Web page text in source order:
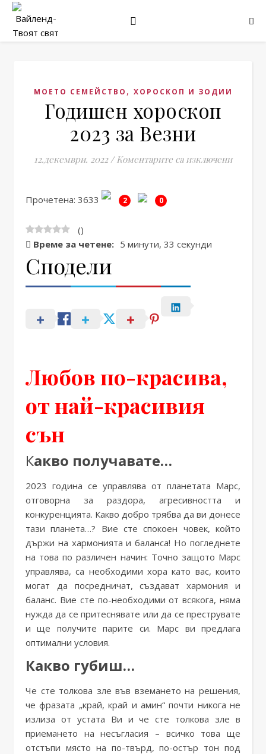
МОЕТО СЕМЕЙСТВО , ХОРОСКОП И ЗОДИИ
Годишен хороскоп
2023 за Везни
12.декември. 2022 / Коментарите са изключениза
Прочетена: 3633 2 0
()
Време за четене: 5 минути, 33 секунди
Сподели
Любов по-красива,
от най-красивия
сън
Какво получавате…
2023 година се управлява от планетата Марс,
отговорна за раздора, агресивността и
конкуренцията. Какво добро трябва да ви донесе
тази планета…? Вие сте спокоен човек, който
държи на хармонията и баланса! Но погледнете
на това по различен начин: Точно защото Марс
управлява, са необходими хора като вас, които
могат да посредничат, създават хармония и
баланс. Вие сте по-необходими от всякога, няма
нужда да се притеснявате или да се преструвате
и ще получите парите си. Марс ви предлага
оптимални условия.
Какво губиш…
Че сте толкова зле във вземането на решения,
че фразата „край, край и амин“ почти никога не
излиза от устата Ви и че сте толкова зле в
приемането на несъгласия – всичко това ще
отстъпи място на по-твърд, по-остър тон под